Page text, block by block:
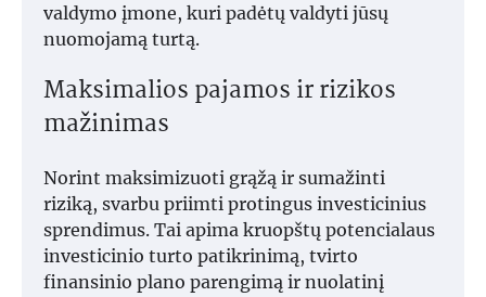
valdymo įmone, kuri padėtų valdyti jūsų
nuomojamą turtą.
Maksimalios pajamos ir rizikos
mažinimas
Norint maksimizuoti grąžą ir sumažinti
riziką, svarbu priimti protingus investicinius
sprendimus. Tai apima kruopštų potencialaus
investicinio turto patikrinimą, tvirto
finansinio plano parengimą ir nuolatinį